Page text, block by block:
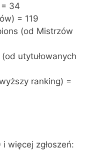
34
= 119
(od Mistrzów
utytułowanych
ranking) =
więcej zgłoszeń: